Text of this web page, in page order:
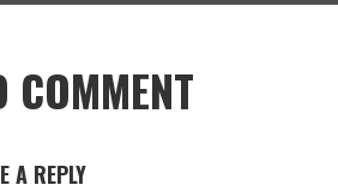
COMMENT
A REPLY